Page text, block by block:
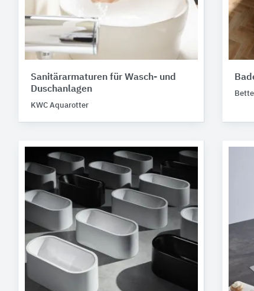
Sanitärarmaturen für Wasch- und
Duschanlagen
KWC Aquarotter
Bette